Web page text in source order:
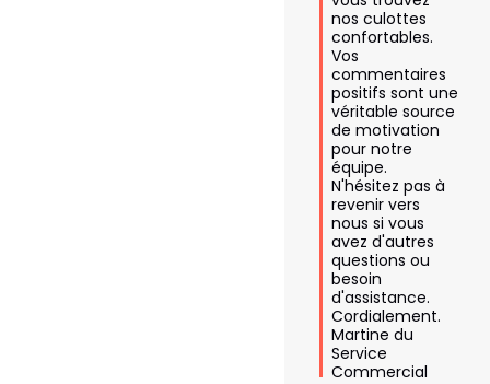
nos culottes
confortables.
Vos
commentaires
positifs sont une
véritable source
de motivation
pour notre
équipe.
N'hésitez pas à
revenir vers
nous si vous
avez d'autres
questions ou
besoin
d'assistance.
Cordialement.
Martine du
Service
Commercial